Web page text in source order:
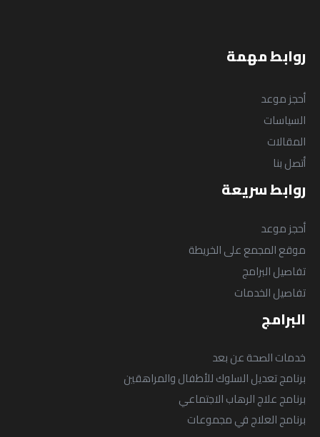
البرامج
خدمات الصحة عن بعد
برنامج تعديل السلوك للأطفال والمراهقين
برنامج علاج الرهاب الاجتماعي
برنامج العلاج في مجموعات
روابط سريعة
أحجز موعد
موقع المجمع على الخريطة
تفاصيل البرامج
تفاصيل الخدمات
روابط مهمة
أحجز موعد
السياسات
المقالات
أتصل بنا